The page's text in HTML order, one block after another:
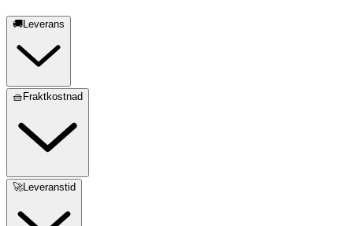
🚚Leverans
🧺Fraktkostnad
🚀Leveranstid